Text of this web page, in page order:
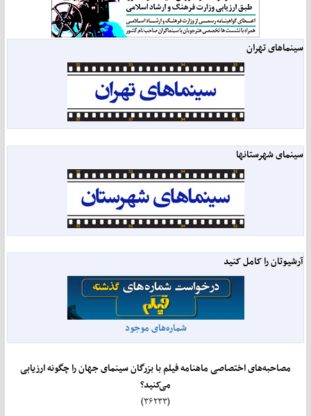
سینماهای تهران
سینمای شهرستانها
آرشیوتان را کامل کنید
شماره‌های موجود
مصاحبه‌های اختصاصی ماهنامه فیلم با بزرگان سینمای جهان را چگونه ارزیابی
می‌کنید؟